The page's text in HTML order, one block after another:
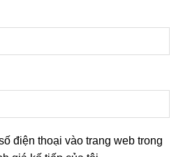
điện thoại vào trang web trong